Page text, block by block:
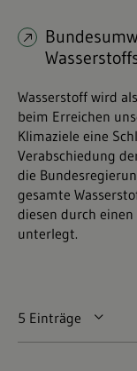
Wasserstoff wird
beim Erreichen
Klimaziele eine
Verabschiedung
die
gesamte
diesen durch
unterlegt.
5 Einträge Pro Seite